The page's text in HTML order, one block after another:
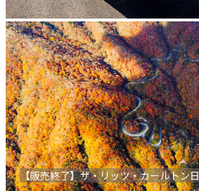
【販売終了】ザ・リッツ・カールトン